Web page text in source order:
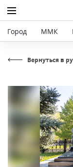
Город ММК
Вернуться в